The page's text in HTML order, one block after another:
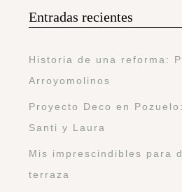
Entradas recientes
Historia de una reforma:
Arroyomolinos
Proyecto Deco en
Santi y Laura
Mis imprescindibles para
terraza